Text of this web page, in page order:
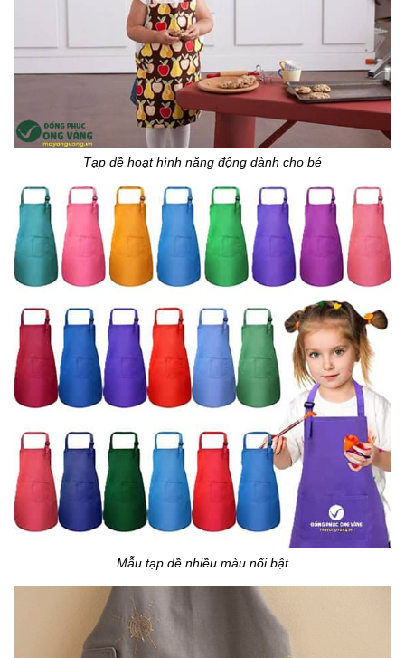
Tạp dề hoạt hình năng động dành cho bé
Mẫu tạp dề nhiều màu nổi bật